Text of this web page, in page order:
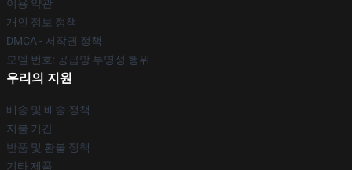
이용 약관
개인 정보 정책
DMCA - 저작권 정책
모델 번호: 공급망 투명성 행위
우리의 지원
배송 및 배송 정책
지불 기간
반품 및 환불 정책
기타 제품